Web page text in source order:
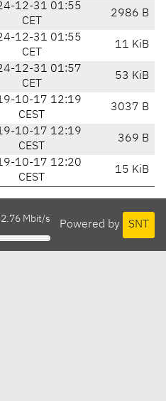
12-31 01:55
CET
2986 B
12-31 01:55
CET
11 KiB
12-31 01:57
CET
53 KiB
10-17 12:19
CEST
3037 B
10-17 12:19
CEST
369 B
10-17 12:20
CEST
15 KiB
Powered by SNT
Mbit/s